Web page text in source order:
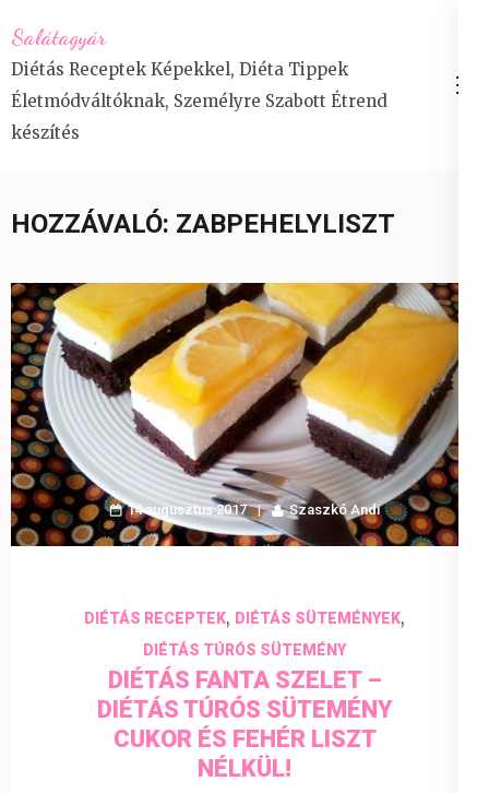
to
content
(Press
Enter)
Salátagyár
Diétás Receptek Képekkel, Diéta Tippek
Életmódváltóknak, Személyre Szabott Étrend
készítés
HOZZÁVALÓ: ZABPEHELYLISZT
14 augusztus 2017 Szaszkó Andi
DIÉTÁS RECEPTEK, DIÉTÁS SÜTEMÉNYEK,
DIÉTÁS TÚRÓS SÜTEMÉNY
DIÉTÁS FANTA SZELET –
DIÉTÁS TÚRÓS SÜTEMÉNY
CUKOR ÉS FEHÉR LISZT
NÉLKÜL!